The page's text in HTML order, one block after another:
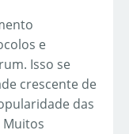
e
Isso se
crescente de
das
Muitos